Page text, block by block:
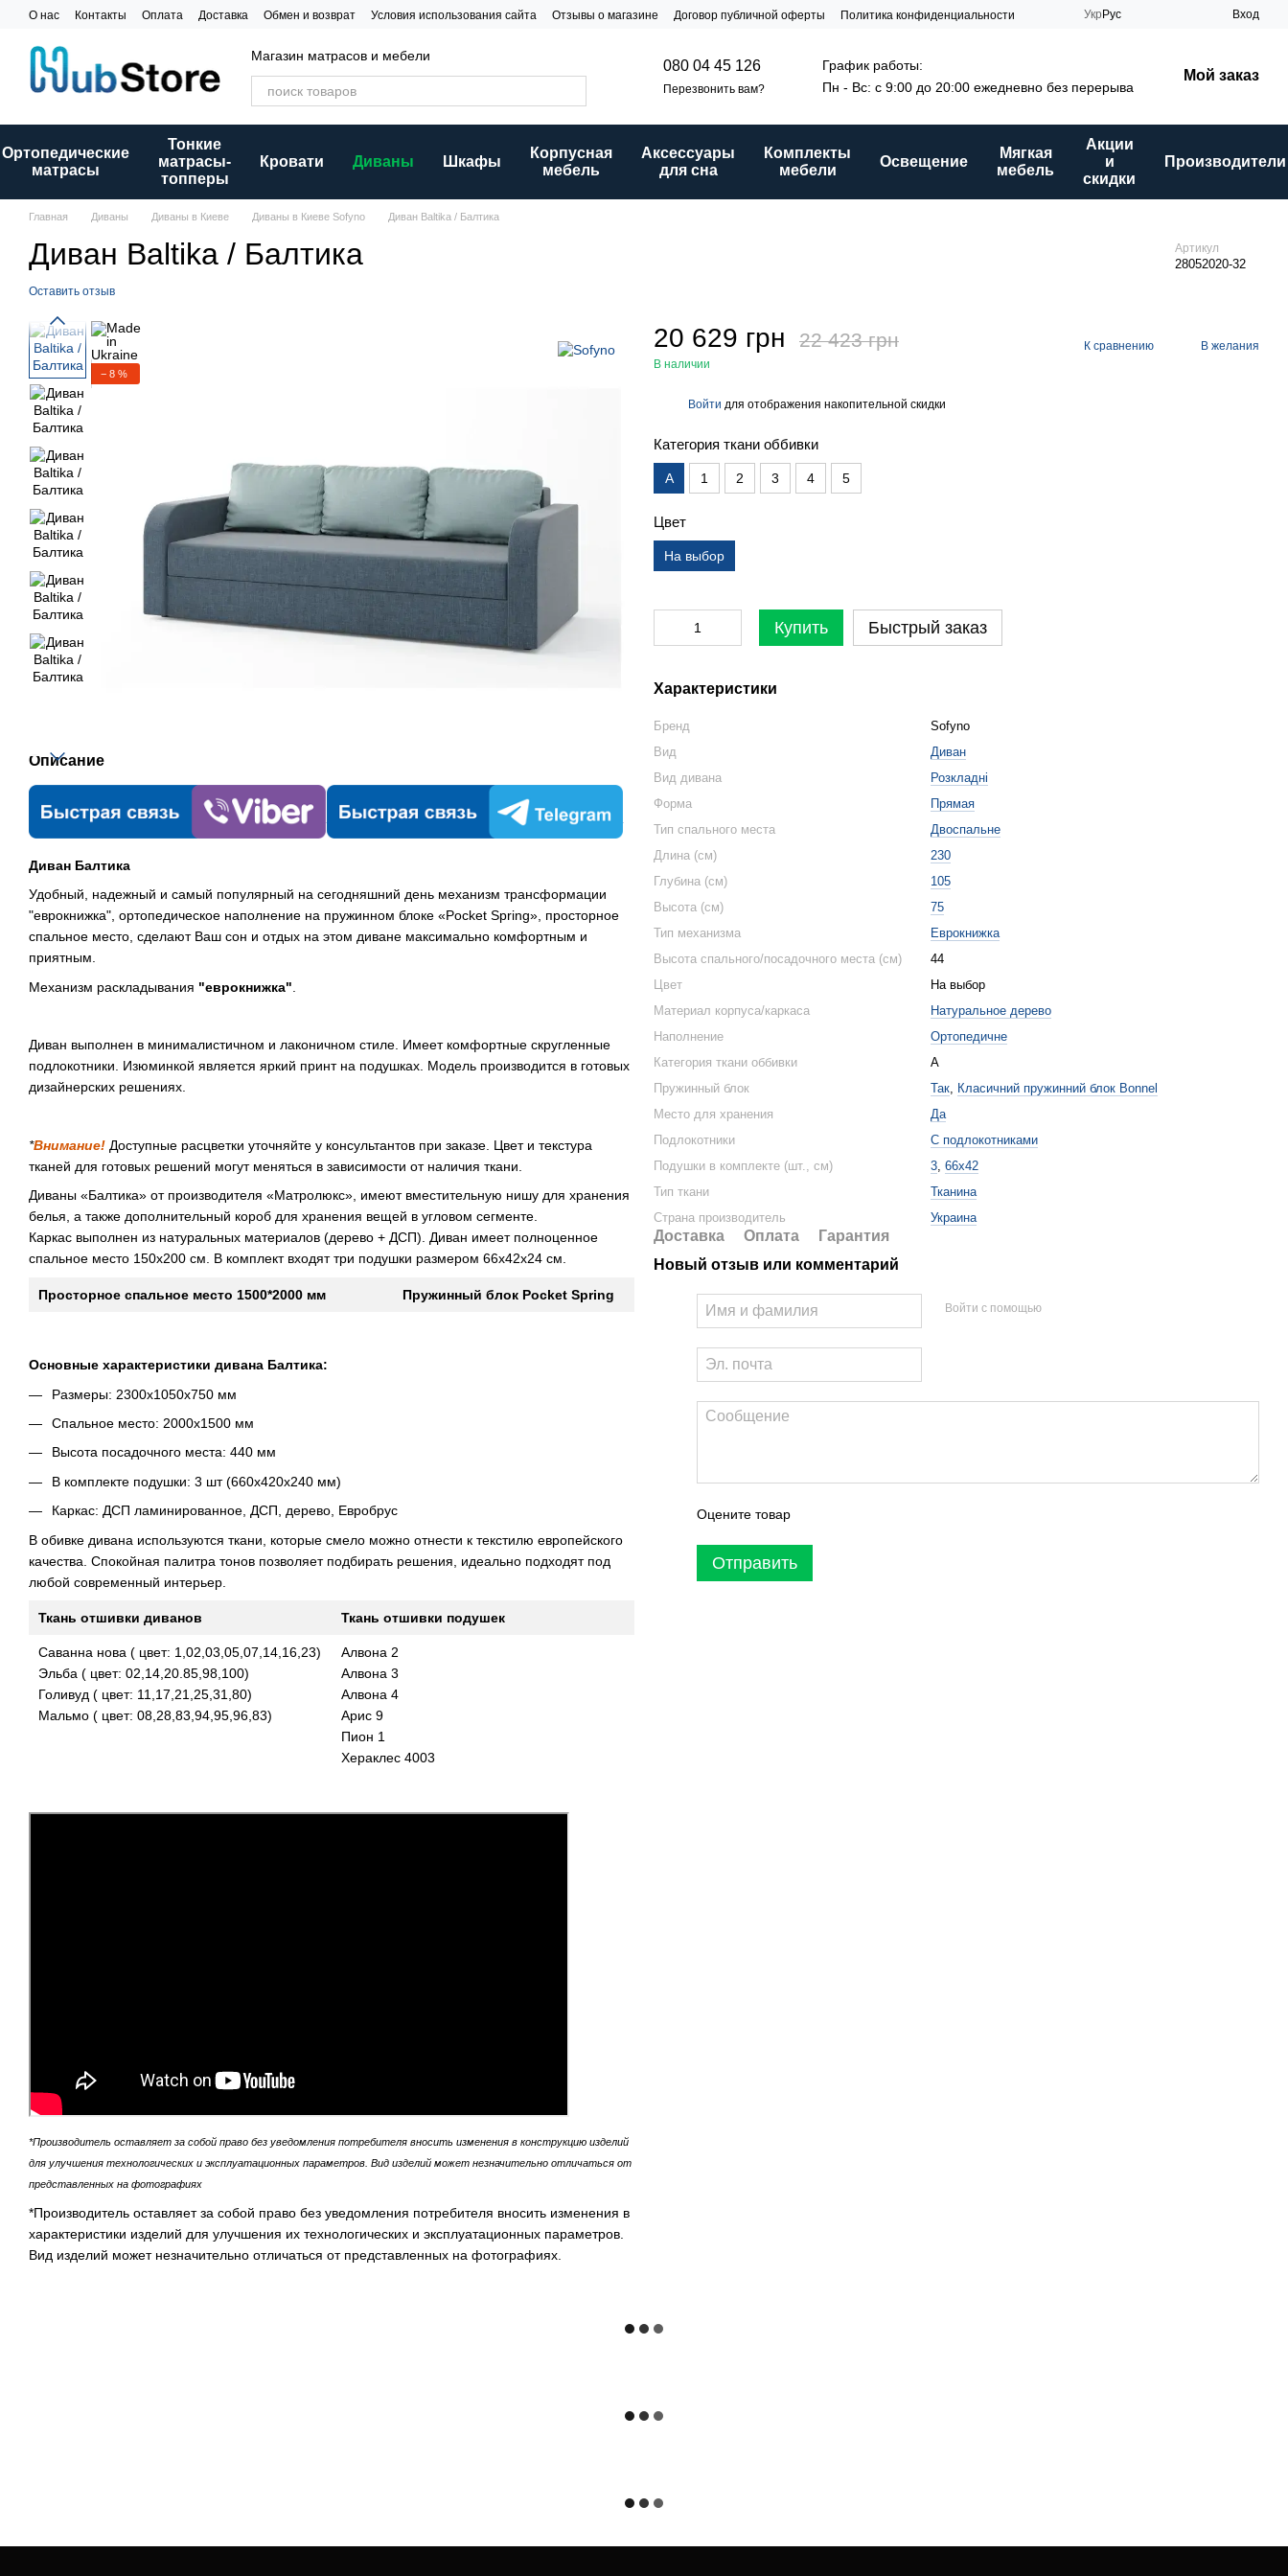
Перейти к основному контенту
О нас Контакты Оплата Доставка Обмен и возврат Условия использования сайта Отзывы о магазине Договор публичной оферты Политика конфиденциальности Укр Рус Вход
Магазин матрасов и мебели
080 04 45 126
Перезвонить вам?
График работы:
Пн - Вс: с 9:00 до 20:00 ежедневно без перерыва
Мой заказ
Ортопедические
матрасы
Тонкие
матрасы-
топперы
Кровати Диваны Шкафы
Корпусная
мебель
Аксессуары
для сна
Комплекты
мебели
Освещение
Мягкая
мебель
Акции
и
скидки
Производители
Главная Диваны Диваны в Киеве Диваны в Киеве Sofyno Диван Baltika / Балтика
Диван Baltika / Балтика Артикул
28052020-32
Оставить отзыв
− 8 %
Описание
Диван Балтика
Удобный, надежный и самый популярный на сегодняшний день механизм трансформации
"еврокнижка", ортопедическое наполнение на пружинном блоке «Pocket Spring», просторное
спальное место, сделают Ваш сон и отдых на этом диване максимально комфортным и
приятным.
Механизм раскладывания "еврокнижка"
Диван выполнен в минималистичном и лаконичном стиле. Имеет комфортные скругленные
подлокотники. Изюминкой является яркий принт на подушках. Модель производится в готовых
дизайнерских решениях.
*Внимание! Доступные расцветки уточняйте у консультантов при заказе. Цвет и текстура
тканей для готовых решений могут меняться в зависимости от наличия ткани.
Диваны «Балтика» от производителя «Матролюкс», имеют вместительную нишу для хранения
белья, а также дополнительный короб для хранения вещей в угловом сегменте.
Каркас выполнен из натуральных материалов (дерево + ДСП). Диван имеет полноценное
спальное место 150х200 см. В комплект входят три подушки размером 66х42х24 см.
Просторное спальное место 1500*2000 мм Пружинный блок Pocket Spring
Основные характеристики дивана Балтика:
Размеры: 2300х1050х750 мм
Спальное место: 2000х1500 мм
Высота посадочного места: 440 мм
В комплекте подушки: 3 шт (660х420х240 мм)
Каркас: ДСП ламинированное, ДСП, дерево, Евробрус
В обивке дивана используются ткани, которые смело можно отнести к текстилю европейского
качества. Спокойная палитра тонов позволяет подбирать решения, идеально подходят под
любой современный интерьер.
Ткань отшивки диванов Ткань отшивки подушек
Саванна нова ( цвет: 1,02,03,05,07,14,16,23)
Эльба ( цвет: 02,14,20.85,98,100)
Голивуд ( цвет: 11,17,21,25,31,80)
Мальмо ( цвет: 08,28,83,94,95,96,83)
Алвона 2
Алвона 3
Алвона 4
Арис 9
Пион 1
Хераклес 4003
*Производитель оставляет за собой право без уведомления потребителя вносить изменения в конструкцию изделий
для улучшения технологических и эксплуатационных параметров. Вид изделий может незначительно отличаться от
представленных на фотографиях
*Производитель оставляет за собой право без уведомления потребителя вносить изменения в
характеристики изделий для улучшения их технологических и эксплуатационных параметров.
Вид изделий может незначительно отличаться от представленных на фотографиях.
20 629 грн 22 423 грн
В наличии
К сравнению В желания
Войти для отображения накопительной скидки
Категория ткани оббивки
А 1 2 3 4 5
Цвет
На выбор
Купить Быстрый заказ
Характеристики
Бренд
Sofyno
Вид
Диван
Вид дивана
Розкладні
Форма
Прямая
Тип спального места
Двоспальне
Длина (см)
230
Глубина (см)
105
Высота (см)
75
Тип механизма
Еврокнижка
Высота спального/посадочного места (см)
44
Цвет
На выбор
Материал корпуса/каркаса
Натуральное дерево
Наполнение
Ортопедичне
Категория ткани оббивки
А
Пружинный блок
Так, Класичний пружинний блок Bonnel
Место для хранения
Да
Подлокотники
С подлокотниками
Подушки в комплекте (шт., см)
3, 66x42
Тип ткани
Тканина
Страна производитель
Украина
Доставка Оплата
Гарантия
Новый отзыв или комментарий
Войти с помощью
Оцените товар
Отправить